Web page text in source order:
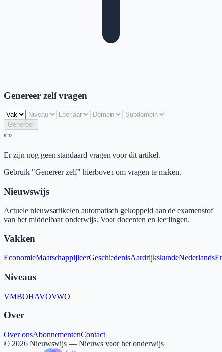
Genereer zelf vragen
Genereer
✏️
Er zijn nog geen standaard vragen voor dit artikel.
Gebruik "Genereer zelf" hierboven om vragen te maken.
Nieuwswijs
Actuele nieuwsartikelen automatisch gekoppeld aan de examenstof
van het middelbaar onderwijs. Voor docenten en leerlingen.
Vakken
EconomieMaatschappijleerGeschiedenisAardrijkskundeNederlands
Niveaus
VMBOHAVOVWO
Over
Over onsAbonnementenContact
© 2026 Nieuwswijs — Nieuws voor het onderwijs